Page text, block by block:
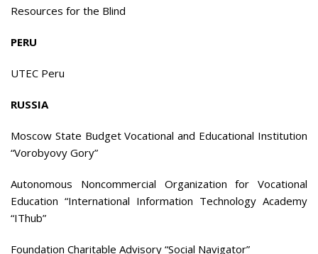
Resources for the Blind
PERU
UTEC Peru
RUSSIA
Moscow State Budget Vocational and Educational Institution
“Vorobyovy Gory”
Autonomous Noncommercial Organization for Vocational
Education “International Information Technology Academy
“IThub”
Foundation Charitable Advisory “Social Navigator”